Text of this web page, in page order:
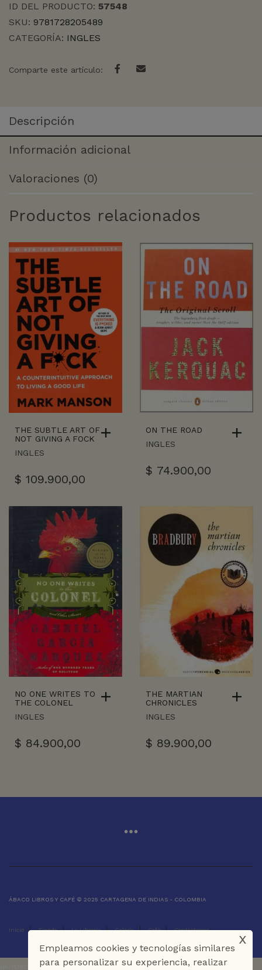
WITH
ME
(TP)
ID DEL PRODUCTO: 57548
SKU: 9781728205489
CATEGORÍA: INGLES
Comparte este artículo:
Descripción
Información adicional
Valoraciones (0)
Productos relacionados
THE SUBTLE ART OF
NOT GIVING A FOCK
INGLES
$ 109.900,00
ON THE ROAD
INGLES
$ 74.900,00
NO ONE WRITES TO
THE COLONEL
INGLES
$ 84.900,00
THE MARTIAN
CHRONICLES
INGLES
$ 89.900,00
ÁBACO LIBROS Y CAFÉ © 2025 CARTAGENA DE INDIAS - COLOMBIA
Inicio Tienda La Librería Galería Café Contáctenos
UA-151973273-1
Empleamos cookies y tecnologías similares
para personalizar su experiencia, realizar
x